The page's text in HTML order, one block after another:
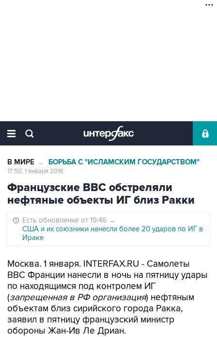
В МИРЕ → БОРЬБА С "ИСЛАМСКИМ ГОСУДАРСТВОМ"
17:50, 1 января 2016
Французские ВВС обстреляли
нефтяные объекты ИГ близ Ракки
Есть обновление от 19:46 →
США и их союзники нанесли более 20 ударов по ИГ в
Ираке
Москва. 1 января. INTERFAX.RU - Самолеты
ВВС Франции нанесли в ночь на пятницу удары
по находящимся под контролем ИГ
(запрещенная в РФ организация) нефтяным
объектам близ сирийского города Ракка,
заявил в пятницу французский министр
обороны Жан-Ив Ле Дриан.